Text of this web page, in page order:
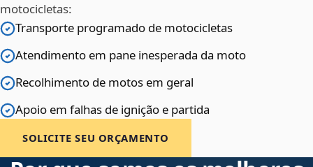
motocicletas:
Transporte programado de motocicletas
Atendimento em pane inesperada da moto
Recolhimento de motos em geral
Apoio em falhas de ignição e partida
SOLICITE SEU ORÇAMENTO